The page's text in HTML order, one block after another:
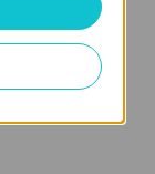
KIT
Gigabit avec